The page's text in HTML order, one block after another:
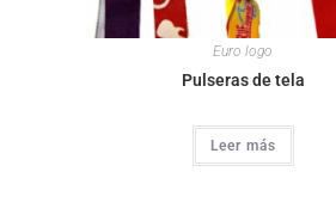
Euro logo
Pulseras de tela
Leer más